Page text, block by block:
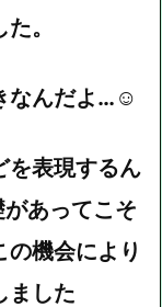
。
なんだよ…☺︎
を表現するん
あってこそ
機会により
ました